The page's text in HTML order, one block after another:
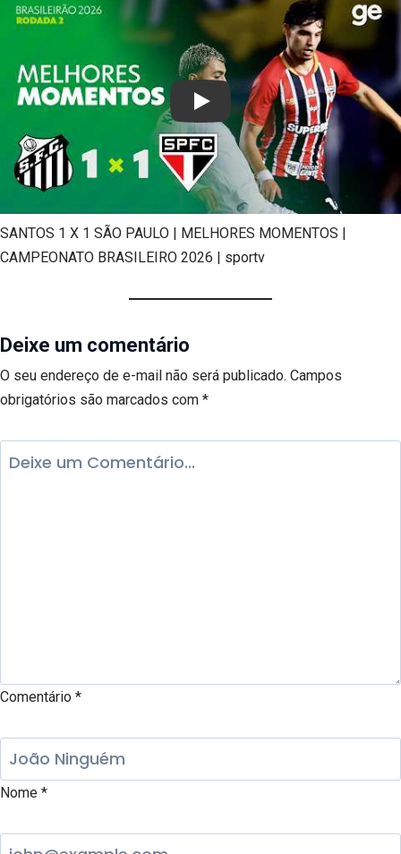
Play
SANTOS 1 X 1 SÃO PAULO | MELHORES MOMENTOS |
CAMPEONATO BRASILEIRO 2026 | sportv
Deixe um comentário
O seu endereço de e-mail não será publicado. Campos
obrigatórios são marcados com *
Comentário *
Nome *